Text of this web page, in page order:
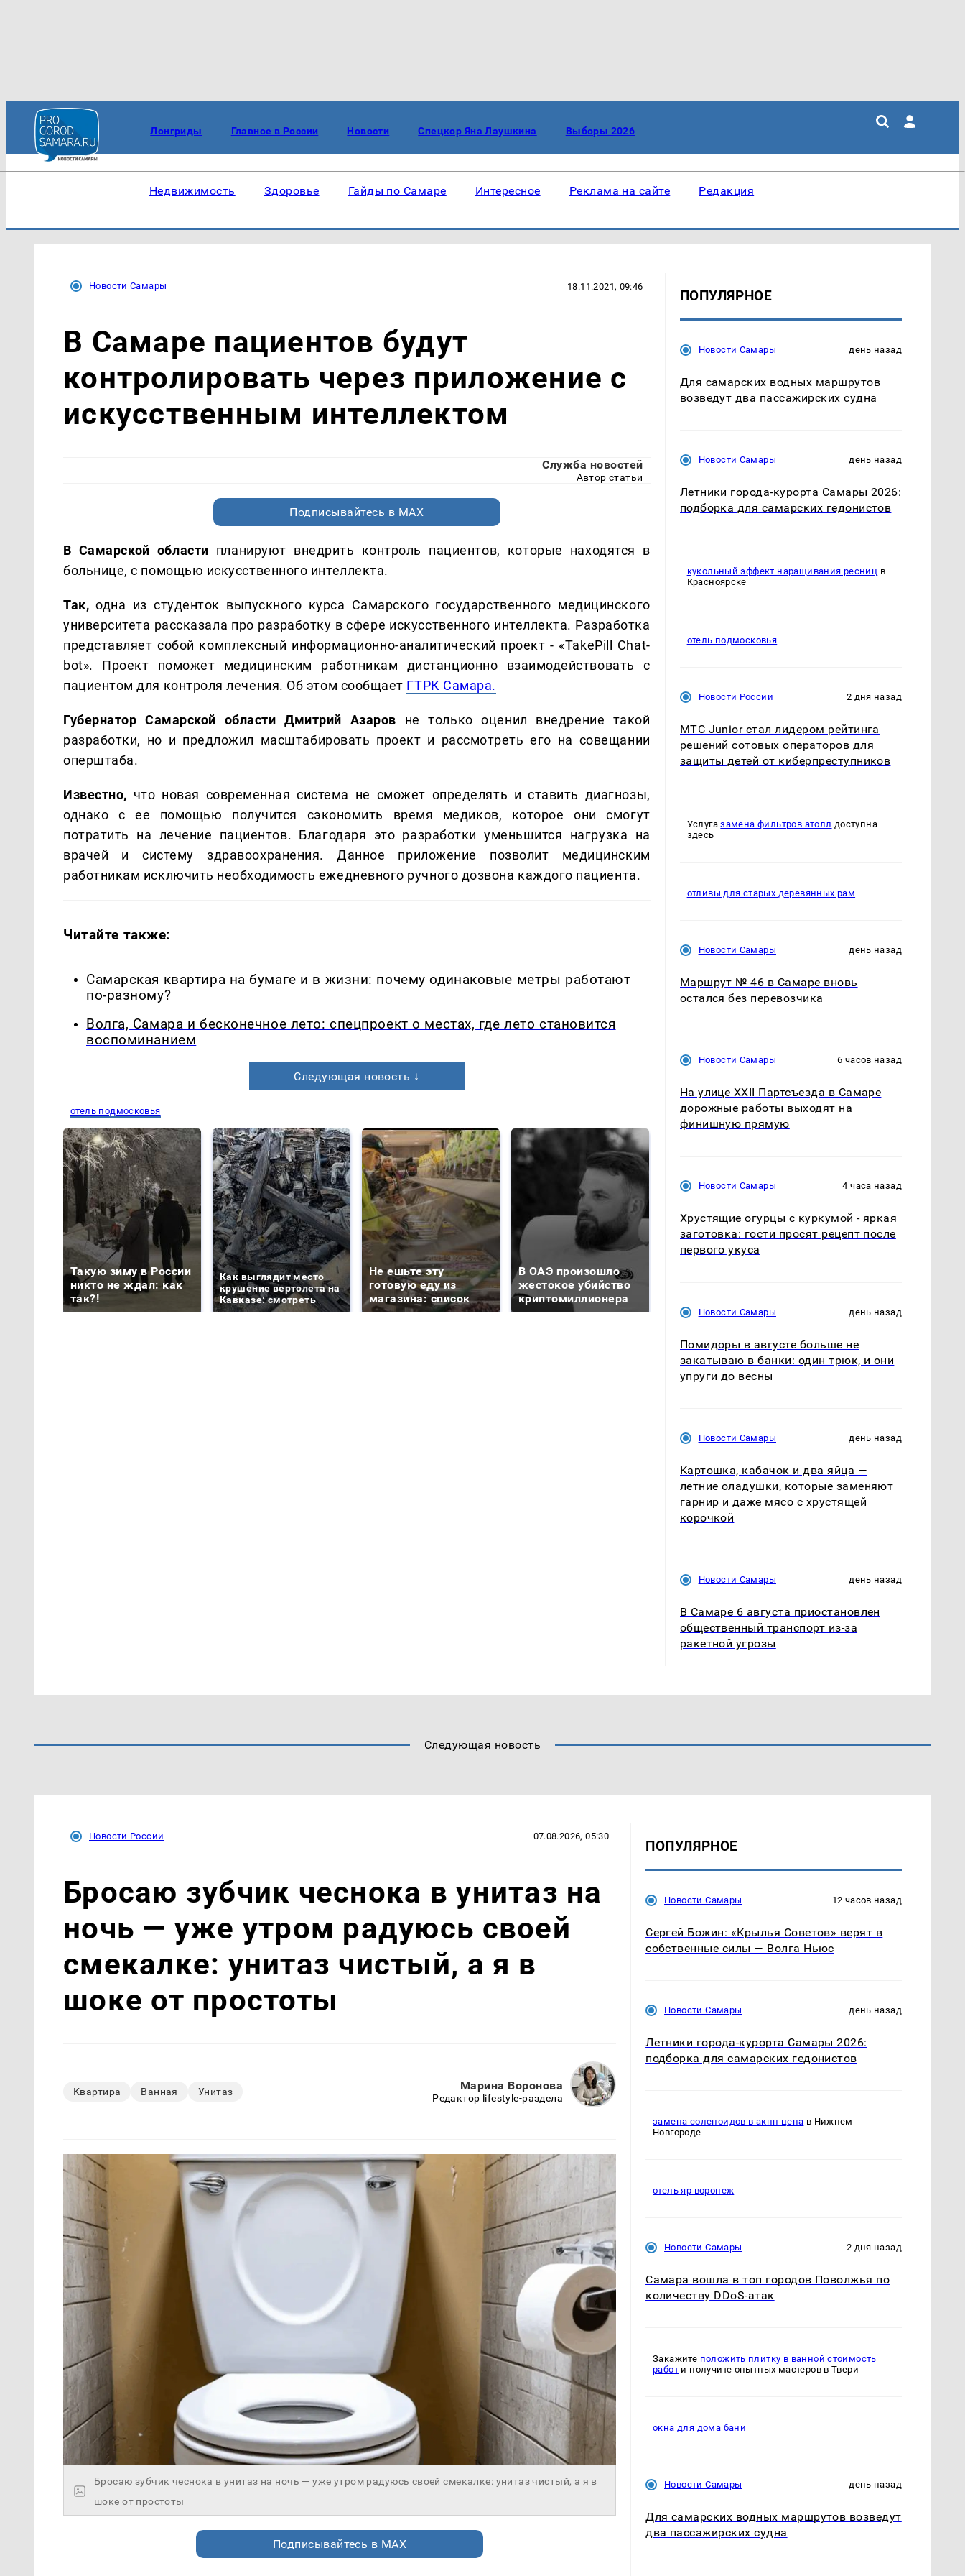
Лонгриды Главное в России Новости Спецкор Яна Лаушкина Выборы 2026
Недвижимость Здоровье Гайды по Самаре Интересное Реклама на сайте Редакция
Новости Самары 18.11.2021, 09:46
В Самаре пациентов будут
контролировать через приложение с
искусственным интеллектом
Служба новостей
Автор статьи
Подписывайтесь в MAX
В Самарской области планируют внедрить контроль пациентов, которые находятся в
больнице, с помощью искусственного интеллекта.
Так, одна из студенток выпускного курса Самарского государственного медицинского
университета рассказала про разработку в сфере искусственного интеллекта. Разработка
представляет собой комплексный информационно-аналитический проект - «TakePill Chat-
bot». Проект поможет медицинским работникам дистанционно взаимодействовать с
пациентом для контроля лечения. Об этом сообщает ГТРК Самара.
Губернатор Самарской области Дмитрий Азаров не только оценил внедрение такой
разработки, но и предложил масштабировать проект и рассмотреть его на совещании
оперштаба.
Известно, что новая современная система не сможет определять и ставить диагнозы,
однако с ее помощью получится сэкономить время медиков, которое они смогут
потратить на лечение пациентов. Благодаря это разработки уменьшится нагрузка на
врачей и систему здравоохранения. Данное приложение позволит медицинским
работникам исключить необходимость ежедневного ручного дозвона каждого пациента.
Читайте также:
Самарская квартира на бумаге и в жизни: почему одинаковые метры работают
по-разному?
Волга, Самара и бесконечное лето: спецпроект о местах, где лето становится
воспоминанием
Следующая новость ↓
отель подмосковья
Такую зиму в России
никто не ждал: как
так?!
Как выглядит место
крушение вертолета на
Кавказе: смотреть
Не ешьте эту
готовую еду из
магазина: список
В ОАЭ произошло
жестокое убийство
криптомиллионера
ПОПУЛЯРНОЕ
Новости Самары день назад
Для самарских водных маршрутов
возведут два пассажирских судна
Новости Самары день назад
Летники города-курорта Самары 2026:
подборка для самарских гедонистов
кукольный эффект наращивания ресниц в
Красноярске
отель подмосковья
Новости России 2 дня назад
МТС Junior стал лидером рейтинга
решений сотовых операторов для
защиты детей от киберпреступников
Услугазамена фильтров атолл доступна
здесь
отливы для старых деревянных рам
Новости Самары день назад
Маршрут № 46 в Самаре вновь
остался без перевозчика
Новости Самары 6 часов назад
На улице XXII Партсъезда в Самаре
дорожные работы выходят на
финишную прямую
Новости Самары 4 часа назад
Хрустящие огурцы с куркумой - яркая
заготовка: гости просят рецепт после
первого укуса
Новости Самары день назад
Помидоры в августе больше не
закатываю в банки: один трюк, и они
упруги до весны
Новости Самары день назад
Картошка, кабачок и два яйца —
летние оладушки, которые заменяют
гарнир и даже мясо с хрустящей
корочкой
Новости Самары день назад
В Самаре 6 августа приостановлен
общественный транспорт из-за
ракетной угрозы
Следующая новость
Новости России 07.08.2026, 05:30
Бросаю зубчик чеснока в унитаз на
ночь — уже утром радуюсь своей
смекалке: унитаз чистый, а я в
шоке от простоты
Квартира Ванная Унитаз Марина Воронова
Редактор lifestyle-раздела
Бросаю зубчик чеснока в унитаз на ночь — уже утром радуюсь своей смекалке: унитаз чистый, а я в
шоке от простоты
Подписывайтесь в MAX
ПОПУЛЯРНОЕ
Новости Самары 12 часов назад
Сергей Божин: «Крылья Советов» верят в
собственные силы — Волга Ньюс
Новости Самары день назад
Летники города-курорта Самары 2026:
подборка для самарских гедонистов
замена соленоидов в акпп цена в Нижнем
Новгороде
отель яр воронеж
Новости Самары 2 дня назад
Самара вошла в топ городов Поволжья по
количеству DDoS-атак
Закажите положить плитку в ванной стоимость
работ и получите опытных мастеров в Твери
окна для дома бани
Новости Самары день назад
Для самарских водных маршрутов возведут
два пассажирских судна